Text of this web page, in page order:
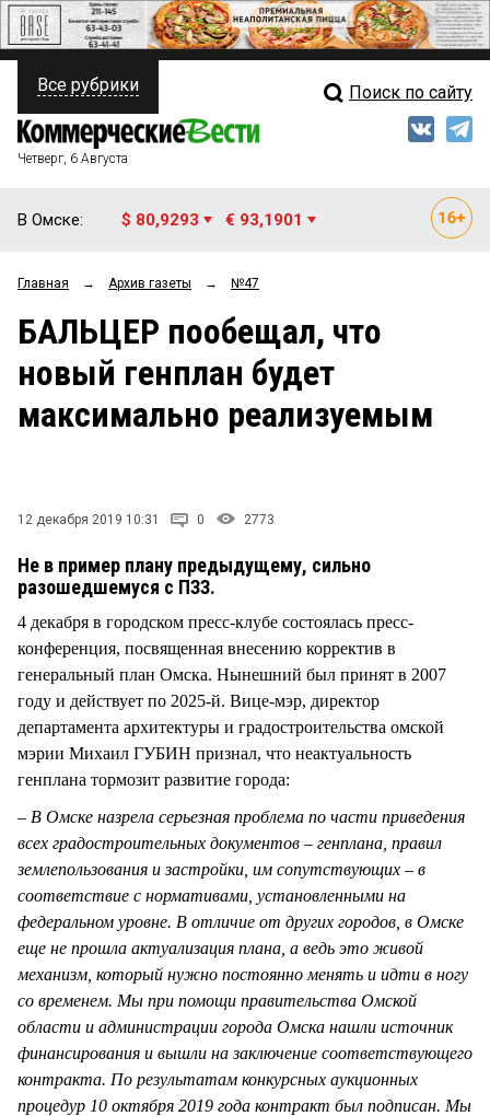
ПОЛИТИКА
ФИНАНСЫ
ОБЩЕСТВО
ЗАКОН
Свежий выпуск
Рейтинги
Блоги
Архив
Все рубрики Поиск по сайту
Четверг, 6 Августа
В Омске: $ 80,9293 € 93,1901
Главная → Архив газеты → №47
БАЛЬЦЕР пообещал, что
новый генплан будет
максимально реализуемым
12 декабря 2019 10:31 0 2773
Не в пример плану предыдущему, сильно
разошедшемуся с ПЗЗ.
4 декабря в городском пресс-клубе состоялась пресс-
конференция, посвященная внесению корректив в
генеральный план Омска. Нынешний был принят в 2007
году и действует по 2025-й. Вице-мэр, директор
департамента архитектуры и градостроительства омской
мэрии Михаил ГУБИН признал, что неактуальность
генплана тормозит развитие города:
– В Омске назрела серьезная проблема по части приведения
всех градостроительных документов – генплана, правил
землепользования и застройки, им сопутствующих – в
соответствие с нормативами, установленными на
федеральном уровне. В отличие от других городов, в Омске
еще не прошла актуализация плана, а ведь это живой
механизм, который нужно постоянно менять и идти в ногу
со временем. Мы при помощи правительства Омской
области и администрации города Омска нашли источник
финансирования и вышли на заключение соответствующего
контракта. По результатам конкурсных аукционных
процедур 10 октября 2019 года контракт был подписан. Мы